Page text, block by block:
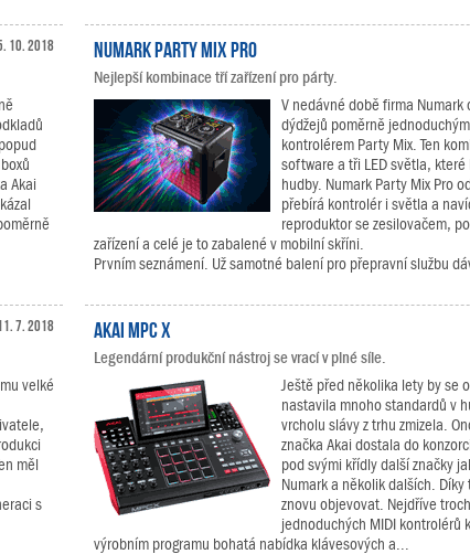
10. 2018
Akai
Numark Party Mix Pro
Nejlepší kombinace tří zařízení pro párty.
V nedávné době firma
dýdžejů poměrně
kontrolérem Party Mix. Ten
software a tři LED světla,
hudby. Numark Party Mix Pro
přebírá kontrolér i světla a
reproduktor se zesilovačem,
zařízení a celé je to zabalené v mobilní skříni.
Prvním seznámení. Už samotné balení pro přepravní službu
7. 2018
velké
měl
s
Akai MPC X
Legendární produkční nástroj se vrací v plné síle.
Ještě před několika lety by se
nastavila mnoho standardů v
vrcholu slávy z trhu zmizela.
značka Akai dostala do
pod svými křídly další značky
Numark a několik dalších.
znovu objevovat. Nejdříve
jednoduchých MIDI kontrolérů
výrobním programu bohatá nabídka klávesových a...